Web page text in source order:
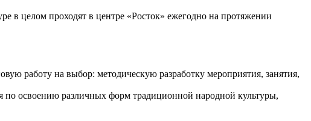
целом проходят в центре «Росток» ежегодно на протяжении
работу на выбор: методическую разработку мероприятия, занятия,
по освоению различных форм традиционной народной культуры,